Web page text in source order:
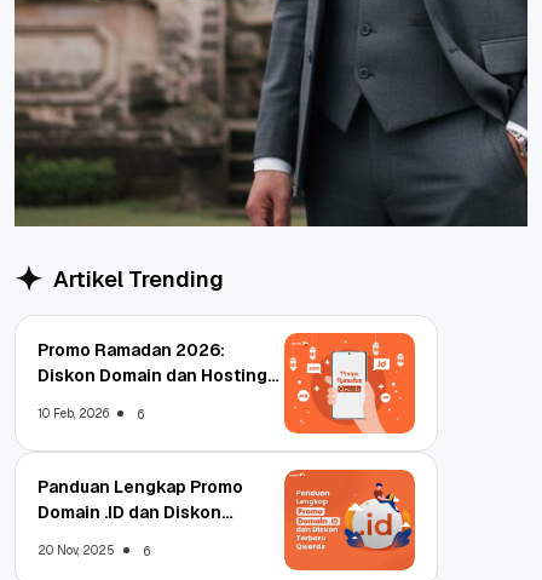
Artikel Trending
Promo Ramadan 2026:
Diskon Domain dan Hosting
10 Feb, 2026 6
Panduan Lengkap Promo
Domain .ID dan Diskon
20 Nov, 2025 6